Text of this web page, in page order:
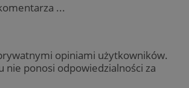
...
opiniami użytkowników.
nie ponosi odpowiedzialności za